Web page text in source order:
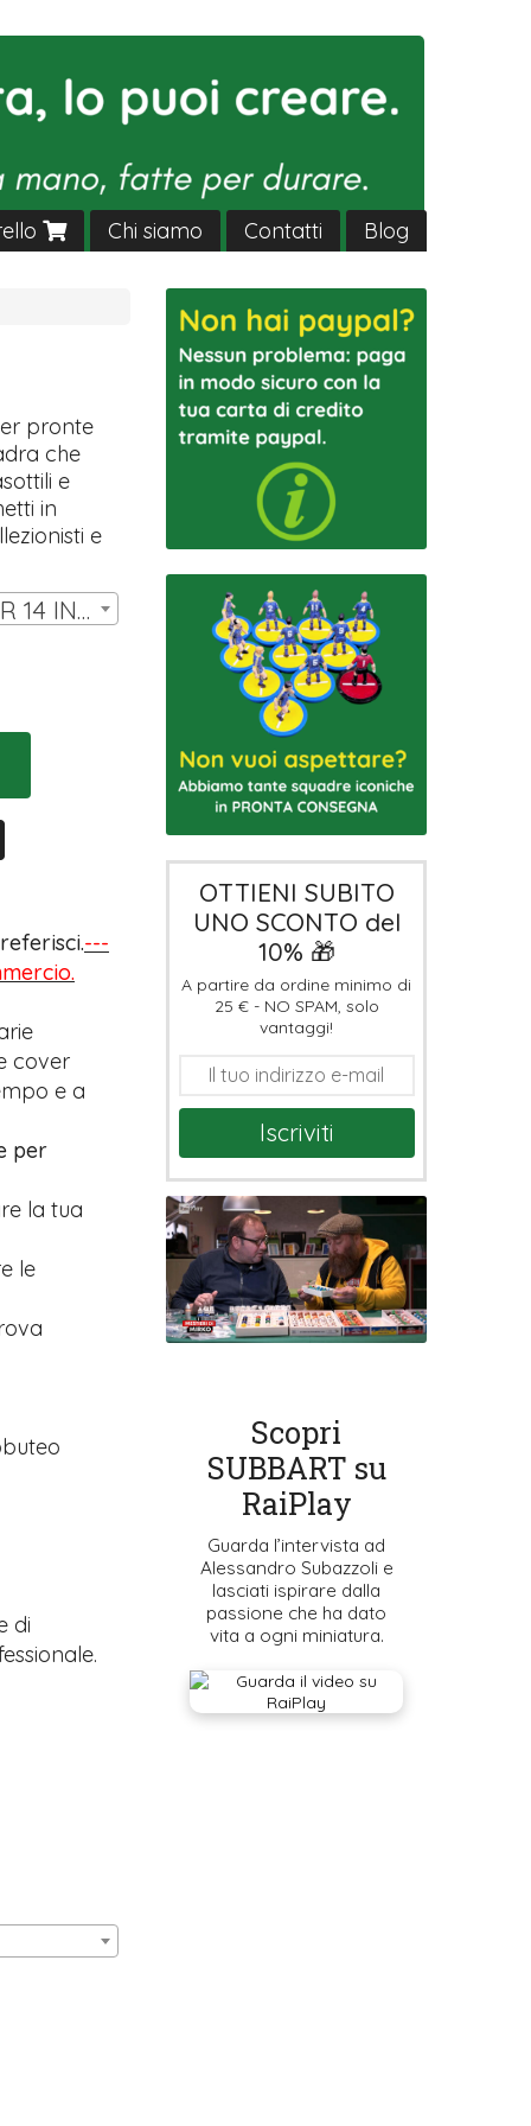
Chi siamo Contatti Blog
pronte
che
e
in
e
SET DI COVER LW PER 14 INNER | € 7,00
---
cover
e a
per
la tua
le
di
OTTIENI SUBITO
UNO SCONTO del
10% 🎁
A partire da ordine minimo di
25 € - NO SPAM, solo
vantaggi!
Iscriviti
Scopri
SUBBART su
RaiPlay
Guarda l’intervista ad
Alessandro Subazzoli e
lasciati ispirare dalla
passione che ha dato
vita a ogni miniatura.